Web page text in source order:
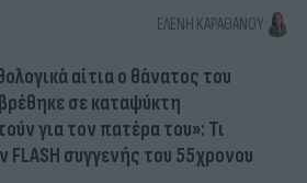
ΕΛΈΝΗ ΚΑΡΑΘΆΝΟΥ
αίτια ο θάνατος του
σε καταψύκτη
για τον πατέρα του»: Τι
FLASH συγγενής του 55χρονου